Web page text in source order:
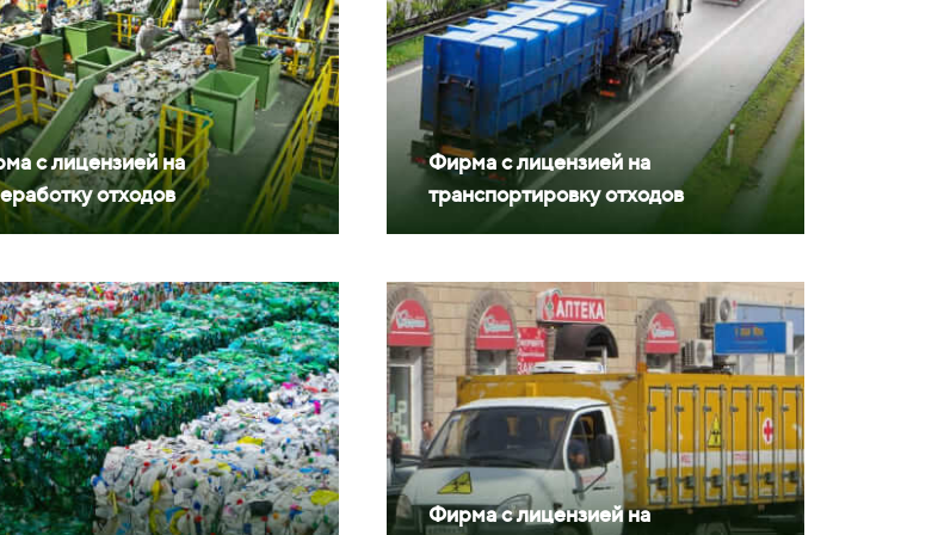
с лицензией на
отходов
Фирма с лицензией на
транспортировку отходов
Фирма с лицензией на